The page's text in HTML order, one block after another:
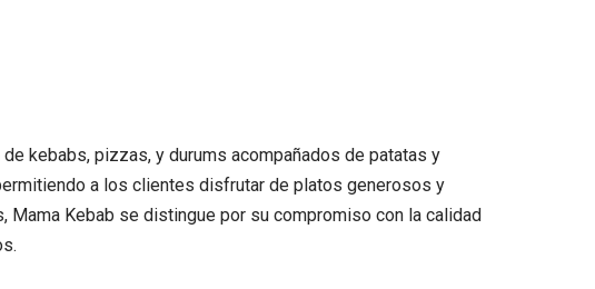
kebabs, pizzas, y durums acompañados de patatas y
a los clientes disfrutar de platos generosos y
Mama Kebab se distingue por su compromiso con la calidad